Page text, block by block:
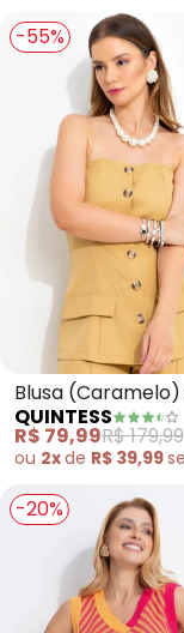
-55%
Blusa
Alfaiataria
QUINTESS
R$ 79,99R$ 179,99
ou 2xde R$ 39,99
-20%